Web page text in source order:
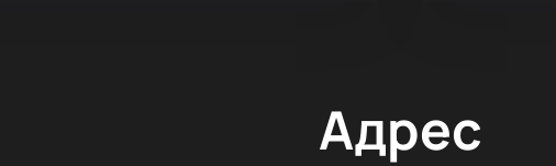
Адрес